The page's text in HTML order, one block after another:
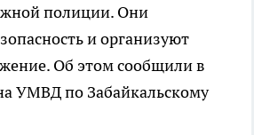
полиции. Они
и организуют
Об этом сообщили в
УМВД по Забайкальскому